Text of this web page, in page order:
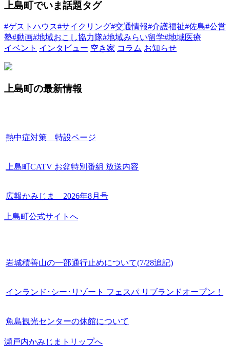
上島町でいま話題タグ
#ゲストハウス#サイクリング#交通情報#介護福祉#佐島#公営
塾#動画#地域おこし協力隊#地域みらい留学#地域医療
イベント インタビュー 空き家 コラム お知らせ
上島町の最新情報
熱中症対策 特設ページ
上島町CATV お盆特別番組 放送内容
広報かみじま 2026年8月号
上島町公式サイトへ
岩城積善山の一部通行止めについて(7/28追記)
インランド･シー･リゾート フェスパ リブランドオープン！
魚島観光センターの休館について
瀬戸内かみじまトリップへ